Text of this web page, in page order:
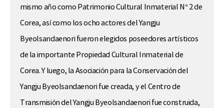
mismo año como Patrimonio Cultural Inmaterial N° 2 de
Corea, así como los ocho actores del Yangju
Byeolsandaenori fueron elegidos poseedores artísticos
de la importante Propiedad Cultural Inmaterial de
Corea. Y luego, la Asociación para la Conservación del
Yangju Byeolsandaenori fue creada, y el Centro de
Transmisión del Yangju Byeolsandaenori fue construida,